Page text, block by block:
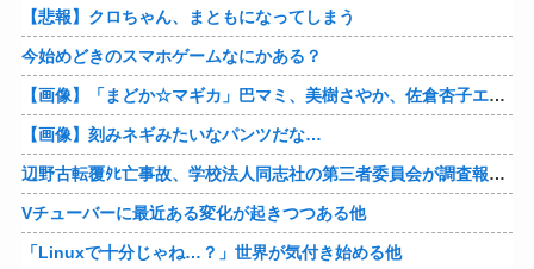
【悲報】クロちゃん、まともになってしまう
今始めどきのスマホゲームなにかある？
【画像】「まどか☆マギカ」巴マミ、美樹さやか、佐倉杏子エロすぎ放課後えんこーハメ撮りどぴゅどぴゅエチエチが最高すぎる❣
【画像】刻みネギみたいなパンツだな…
辺野古転覆ﾀﾋ亡事故、学校法人同志社の第三者委員会が調査報告書を公表 … 安全配慮義務違反や安全管理に関する検証を妨げた組織風土の存在を指摘
Vチューバーに最近ある変化が起きつつある他
「Linuxで十分じゃね…？」世界が気付き始める他